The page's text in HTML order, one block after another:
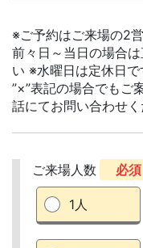
※ご予約はご来場の2
前々日～当日の場合
い ※水曜日は定休日で
”×”表記の場合でもご
話にてお問い合わせく
ご来場人数 必須
1人